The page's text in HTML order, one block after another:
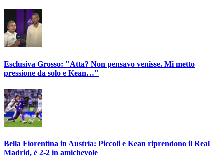
Esclusiva Grosso: "Atta? Non pensavo venisse. Mi metto
pressione da solo e Kean…"
Bella Fiorentina in Austria: Piccoli e Kean riprendono il Real
Madrid, è 2-2 in amichevole